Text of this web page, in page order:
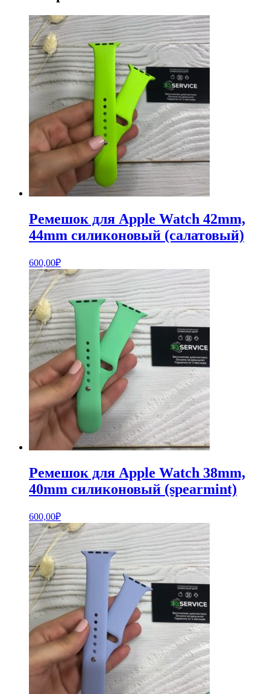
Ремешок для Apple Watch 42mm,
44mm силиконовый (салатовый)
600,00₽
Ремешок для Apple Watch 38mm,
40mm силиконовый (spearmint)
600,00₽